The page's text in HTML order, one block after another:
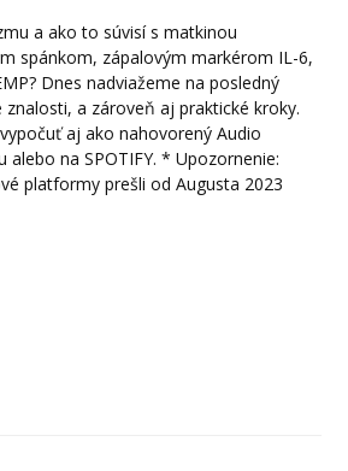
a ako to súvisí s matkinou
spánkom, zápalovým markérom IL-6,
Dnes nadviažeme na posledný
znalosti, a zároveň aj praktické kroky.
aj ako nahovorený Audio
alebo na SPOTIFY. * Upozornenie:
platformy prešli od Augusta 2023